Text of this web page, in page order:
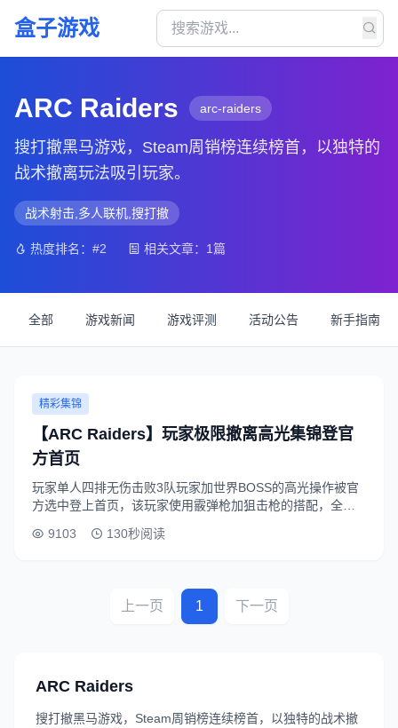
盒子游戏
ARC Raiders arc-raiders
搜打撤黑马游戏，Steam周销榜连续榜首，以独特的
战术撤离玩法吸引玩家。
战术射击,多人联机,搜打撤
热度排名：#2 相关文章：1篇
全部 游戏新闻 游戏评测 活动公告 新手指南
精彩集锦
【ARC Raiders】玩家极限撤离高光集锦登官
方首页
玩家单人四排无伤击败3队玩家加世界BOSS的高光操作被官
方选中登上首页，该玩家使用霰弹枪加狙击枪的搭配，全程
9103 130秒阅读
上一页 1 下一页
ARC Raiders
搜打撤黑马游戏，Steam周销榜连续榜首，以独特的战术撤